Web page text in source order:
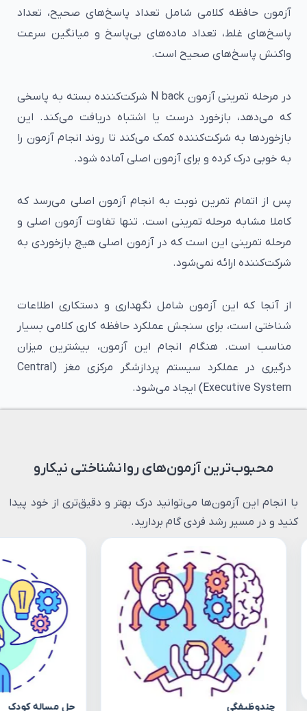
آزمون حافظه کلامی شامل تعداد پاسخ‌های صحیح، تعداد
پاسخ‌های غلط، تعداد ماده‌های بی‌پاسخ و میانگین سرعت
واکنش پاسخ‌های صحیح است.
در مرحله تمرینی آزمون N back شرکت‌کننده بسته به پاسخی
که می‌دهد، بازخورد درست یا اشتباه دریافت می‌کند. این
بازخوردها به شرکت‌کننده کمک می‌کند تا روند انجام آزمون را
به خوبی درک کرده و برای آزمون اصلی آماده شود.
پس از اتمام تمرین نوبت به انجام آزمون اصلی می‌رسد که
کاملا مشابه مرحله تمرینی است. تنها تفاوت آزمون اصلی و
مرحله تمرینی این است که در آزمون اصلی هیچ بازخوردی به
شرکت‌کننده ارائه نمی‌شود.
از آنجا که این آزمون شامل نگهداری و دستکاری اطلاعات
شناختی است، برای سنجش عملکرد حافظه کاری کلامی بسیار
مناسب است. هنگام انجام این آزمون، بیشترین میزان
درگیری در عملکرد سیستم پردازشگر مرکزی مغز (Central
Executive System) ایجاد می‌شود.
محبوب‌ترین آزمون‌های روانشناختی نیکارو
با انجام این آزمون‌ها می‌توانید درک بهتر و دقیق‌تری از خود پیدا
کنید و در مسیر رشد فردی گام بردارید.
چندوظیفگی حل مساله کودک